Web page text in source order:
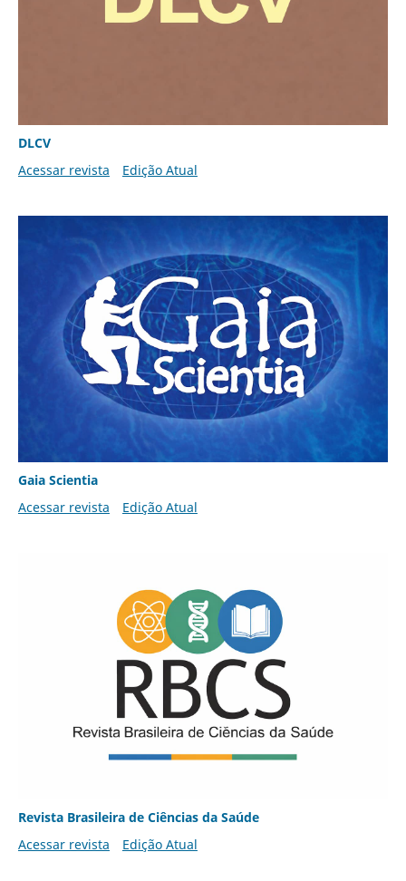
DLCV
Acessar revista
Edição Atual
Gaia Scientia
Acessar revista
Edição Atual
Revista Brasileira de Ciências da Saúde
Acessar revista
Edição Atual